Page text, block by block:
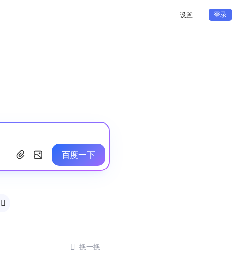
设置 登录
百度一下

 换一换